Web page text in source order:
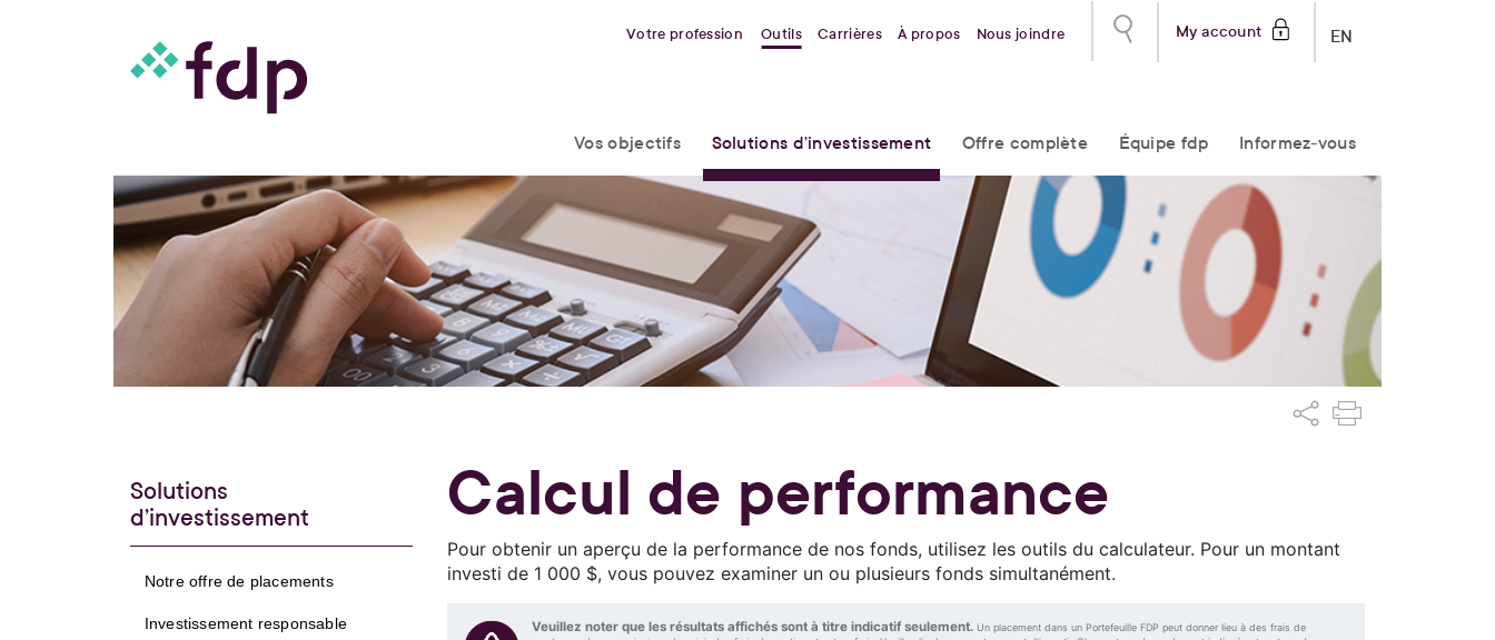
EN
My account
Votre profession Outils Carrières À propos Nous joindre
Vos objectifs Solutions d’investissement Offre complète Équipe fdp Informez-vous
Calcul de performance
Pour obtenir un aperçu de la performance de nos fonds, utilisez les outils du calculateur. Pour un montant
investi de 1 000 $, vous pouvez examiner un ou plusieurs fonds simultanément.
Veuillez noter que les résultats affichés sont à titre indicatif seulement. Un placement dans un Portefeuille FDP peut donner lieu à des frais de
Solutions
d’investissement
Notre offre de placements
Investissement responsable